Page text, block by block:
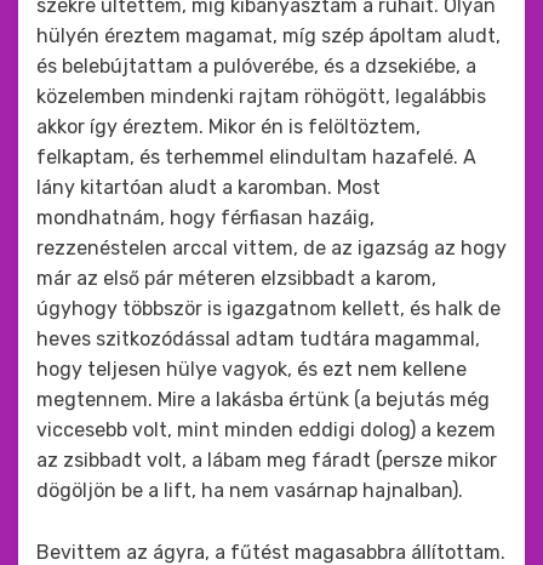
székre ültettem, míg kibányásztam a ruháit. Olyan
hülyén éreztem magamat, míg szép ápoltam aludt,
és belebújtattam a pulóverébe, és a dzsekiébe, a
közelemben mindenki rajtam röhögött, legalábbis
akkor így éreztem. Mikor én is felöltöztem,
felkaptam, és terhemmel elindultam hazafelé. A
lány kitartóan aludt a karomban. Most
mondhatnám, hogy férfiasan hazáig,
rezzenéstelen arccal vittem, de az igazság az hogy
már az első pár méteren elzsibbadt a karom,
úgyhogy többször is igazgatnom kellett, és halk de
heves szitkozódással adtam tudtára magammal,
hogy teljesen hülye vagyok, és ezt nem kellene
megtennem. Mire a lakásba értünk (a bejutás még
viccesebb volt, mint minden eddigi dolog) a kezem
az zsibbadt volt, a lábam meg fáradt (persze mikor
dögöljön be a lift, ha nem vasárnap hajnalban).
Bevittem az ágyra, a fűtést magasabbra állítottam.